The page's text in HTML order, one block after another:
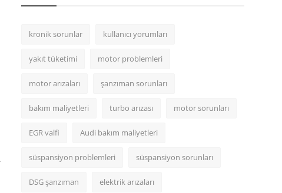
kronik sorunlar kullanıcı yorumları
yakıt tüketimi motor problemleri
motor arızaları şanzıman sorunları
bakım maliyetleri turbo arızası motor sorunları
EGR valfi Audi bakım maliyetleri
süspansiyon problemleri süspansiyon sorunları
DSG şanzıman elektrik arızaları